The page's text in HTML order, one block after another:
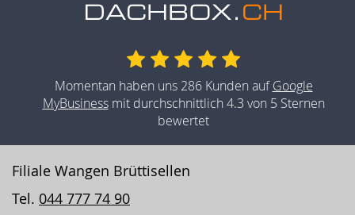
Momentan haben uns 286 Kunden aufGoogle
MyBusinessmit durchschnittlich 4.3 von 5 Sternen
bewertet
Filiale Wangen Brüttisellen
Tel. 044 777 74 90